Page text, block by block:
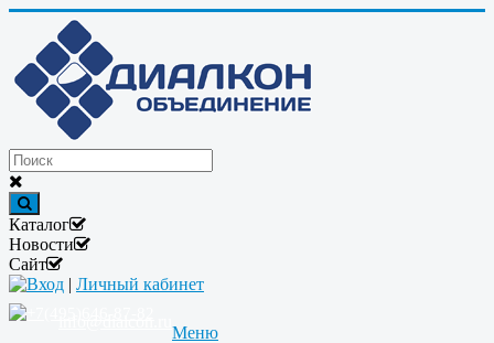
Каталог
Новости
Сайт
Вход | Личный кабинет
Меню